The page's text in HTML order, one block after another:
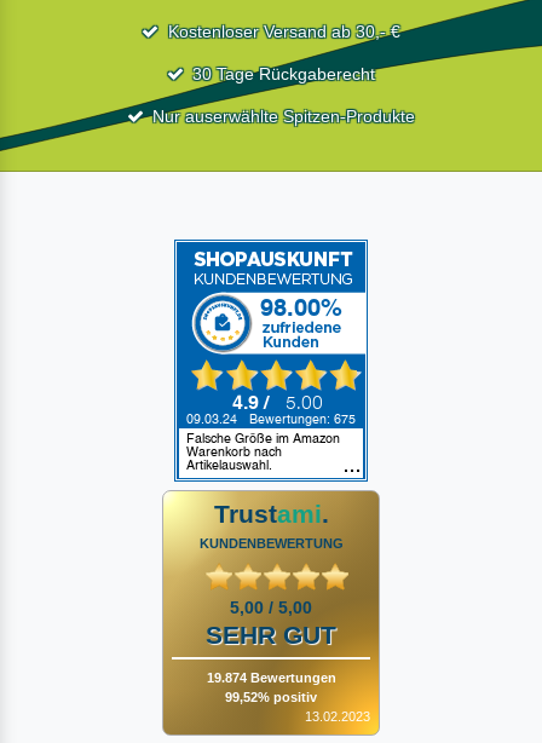
Kostenloser Versand ab 30,- €
30 Tage Rückgaberecht
Nur auserwählte Spitzen-Produkte
Trustami.
KUNDENBEWERTUNG
5,00 / 5,00
SEHR GUT
19.874 Bewertungen
99,52% positiv
13.02.2023